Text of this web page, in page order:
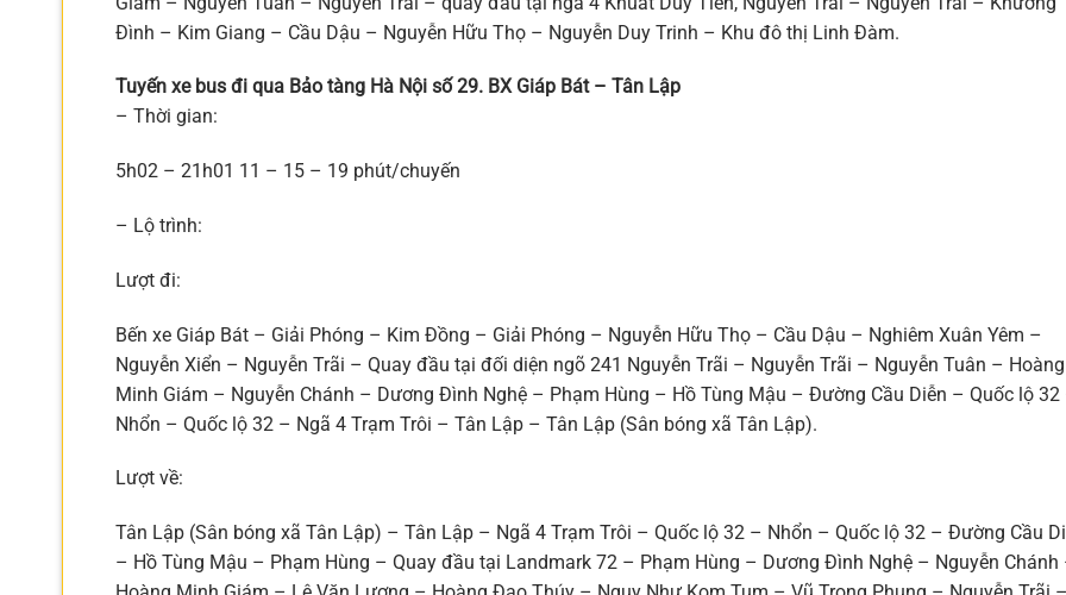
Đình – Kim Giang – Cầu Dậu – Nguyễn Hữu Thọ – Nguyễn Duy Trinh – Khu đô thị Linh Đàm.
Tuyến xe bus đi qua Bảo tàng Hà Nội số 29. BX Giáp Bát – Tân Lập
– Thời gian:
5h02 – 21h01 11 – 15 – 19 phút/chuyến
– Lộ trình:
Lượt đi:
Bến xe Giáp Bát – Giải Phóng – Kim Đồng – Giải Phóng – Nguyễn Hữu Thọ – Cầu Dậu – Nghiêm Xuân Yêm –
Nguyễn Xiển – Nguyễn Trãi – Quay đầu tại đối diện ngõ 241 Nguyễn Trãi – Nguyễn Trãi – Nguyễn Tuân – Hoàng
Minh Giám – Nguyễn Chánh – Dương Đình Nghệ – Phạm Hùng – Hồ Tùng Mậu – Đường Cầu Diễn – Quốc lộ 32
Nhổn – Quốc lộ 32 – Ngã 4 Trạm Trôi – Tân Lập – Tân Lập (Sân bóng xã Tân Lập).
Lượt về:
Tân Lập (Sân bóng xã Tân Lập) – Tân Lập – Ngã 4 Trạm Trôi – Quốc lộ 32 – Nhổn – Quốc lộ 32 – Đường Cầu
– Hồ Tùng Mậu – Phạm Hùng – Quay đầu tại Landmark 72 – Phạm Hùng – Dương Đình Nghệ – Nguyễn Chánh